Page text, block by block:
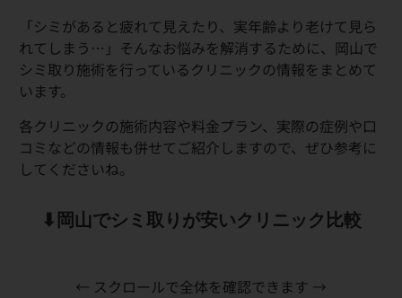
「シミがあると疲れて見えたり、実年齢より老けて見ら
れてしまう…」そんなお悩みを解消するために、岡山で
シミ取り施術を行っているクリニックの情報をまとめて
います。
各クリニックの施術内容や料金プラン、実際の症例や口
コミなどの情報も併せてご紹介しますので、ぜひ参考に
してくださいね。
⬇︎岡山でシミ取りが安いクリニック比較
← スクロールで全体を確認できます →